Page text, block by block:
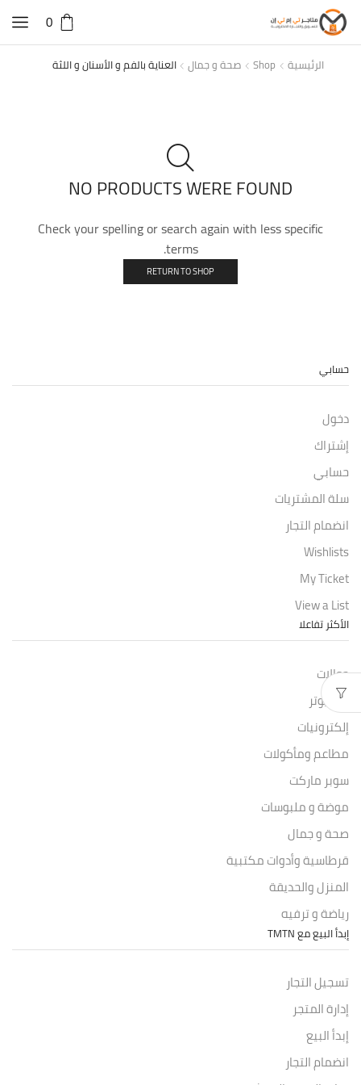
0
الرئيسية Shop صحة و جمال العناية بالفم و الأسنان و اللثة
NO PRODUCTS WERE FOUND
Check your spelling or search again with less specific
terms.
RETURN TO SHOP
حسابي
دخول
إشتراك
حسابي
سلة المشتريات
انضمام التجار
Wishlists
My Ticket
View a List
الأكثر تفاعلا
جوالات
كمبيوتر
إلكترونيات
مطاعم ومأكولات
سوبر ماركت
موضة و ملبوسات
صحة و جمال
قرطاسية وأدوات مكتبية
المنزل والحديقة
رياضة و ترفيه
إبدأ البيع مع TMTN
تسجيل التجار
إدارة المتجر
إبدأ البيع
انضمام التجار